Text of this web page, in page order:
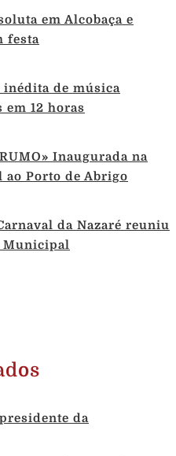
em Alcobaça e
festa
inédita de música
em 12 horas
Inaugurada na
ao Porto de Abrigo
da Nazaré reuniu
Municipal
da